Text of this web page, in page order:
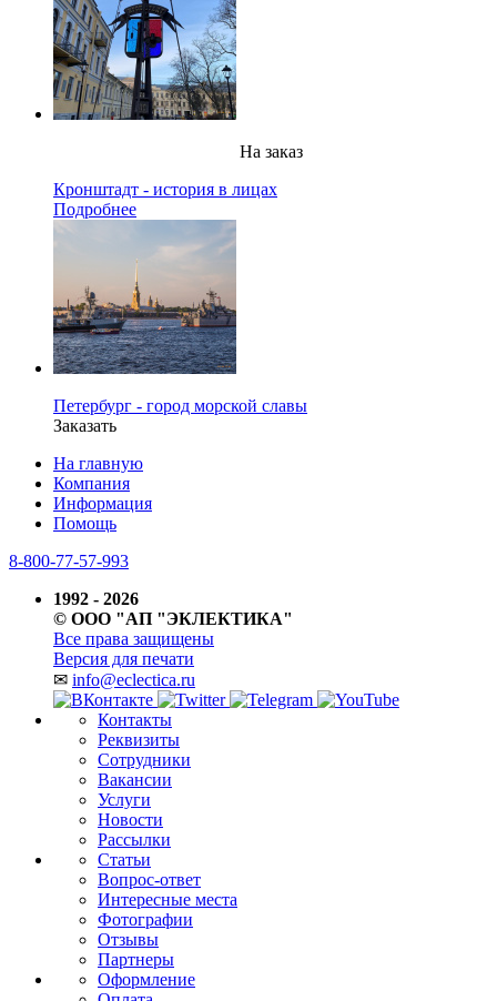
На заказ
Кронштадт - история в лицах
Подробнее
Петербург - город морской славы
Заказать
На главную
Компания
Информация
Помощь
8-800-77-57-993
1992 - 2026
© ООО "АП "ЭКЛЕКТИКА"
Все права защищены
Версия для печати
✉ info@eclectica.ru
Контакты
Реквизиты
Сотрудники
Вакансии
Услуги
Новости
Рассылки
Статьи
Вопрос-ответ
Интересные места
Фотографии
Отзывы
Партнеры
Оформление